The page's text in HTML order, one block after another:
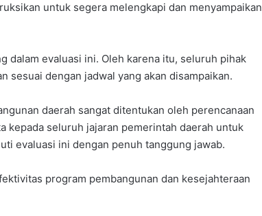
untuk segera melengkapi dan menyampaikan
dalam evaluasi ini. Oleh karena itu, seluruh pihak
sesuai dengan jadwal yang akan disampaikan.
daerah sangat ditentukan oleh perencanaan
kepada seluruh jajaran pemerintah daerah untuk
evaluasi ini dengan penuh tanggung jawab.
program pembangunan dan kesejahteraan